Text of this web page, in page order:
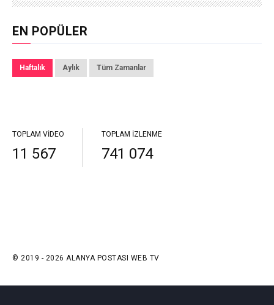
EN POPÜLER
Haftalık Aylık Tüm Zamanlar
TOPLAM VIDEO
11 567
TOPLAM İZLENME
741 074
© 2019 - 2026 ALANYA POSTASI WEB TV